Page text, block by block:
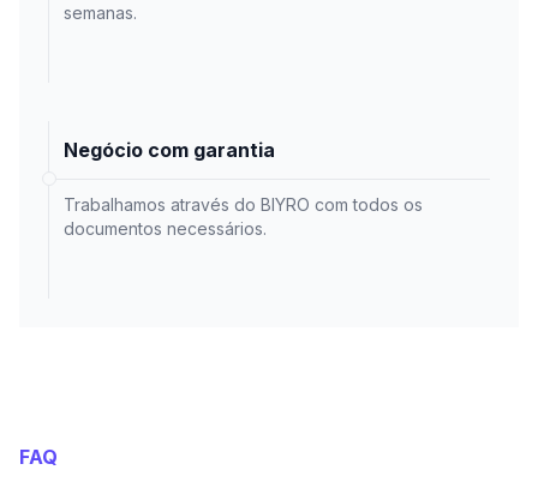
semanas.
Negócio com garantia
Trabalhamos através do BIYRO com todos os
documentos necessários.
FAQ